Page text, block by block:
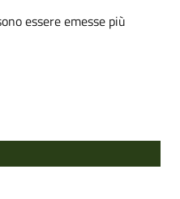
essere emesse più